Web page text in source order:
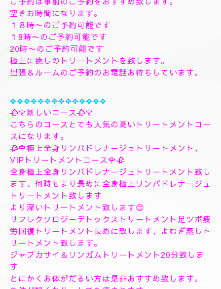
関係無く＋10分サービスさせて頂きます。🥀
ご予約は事前のご予約をおすすめ致します。
空きお時間になります。
１８時〜のご予約可能です
１9時〜のご予約可能です
20時〜のご予約可能です
極上に癒しのトリートメントを致します。
❖❖❖❖❖❖❖❖❖❖❖❖❖❖
🥀🌹新しいコース🥀🌹
こちらのコースとても人気の高いトリートメントコー
スになります。
🥀🌹極上全身リンパドレナージュトリートメント、
VIPトリートメントコース🌹🥀
全身極上全身リンパドレナージュトリートメント致し
ます、何時もより長めに全身極上リンパドレナージュ
トリートメント致します
より深いトリートメント致します😊
リフレクソロジーデトックストリートメント足ツボ疲
労回復トリートメント長めに致します、よむぎ蒸しト
リートメント致します。
ジャプカサイ＆リンガムトリートメント20分致しま
す